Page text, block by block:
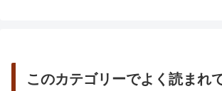
このカテゴリーでよく読まれ